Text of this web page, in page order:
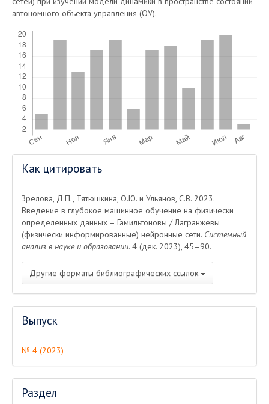
автономного объекта управления (ОУ).
Информация
о статье
Как цитировать
Зрелова, Д.П., Тятюшкина, О.Ю. и Ульянов, С.В. 2023.
Введение в глубокое машинное обучение на физически
определенных данных – Гамильтоновы / Лагранжевы
(физически информированные) нейронные сети. Системный
анализ в науке и образовании. 4 (дек. 2023), 45–90.
Другие форматы библиографических ссылок
Выпуск
№ 4 (2023)
Раздел